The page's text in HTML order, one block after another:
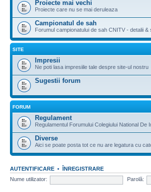
Proiecte mai vechi
Proiecte care nu se mai deruleaza
Campionatul de sah
Forumul campionatului de sah CNITV - detalii &
SITE
Impresii
Ne poti lasa impresiile tale despre site-ul nostru
Sugestii forum
FORUM
Regulament
Regulamentul Forumului Colegiului National De
Diverse
Aici se poate posta tot ce nu are legatura cu
AUTENTIFICARE • ÎNREGISTRARE
Nume utilizator:
Parolă: